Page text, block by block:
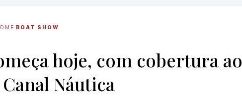
BOAT SHOW
hoje, com cobertura ao
Náutica